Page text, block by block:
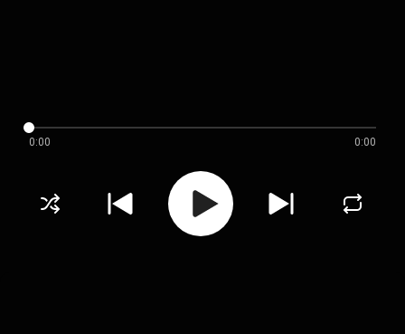
0:00 0:00